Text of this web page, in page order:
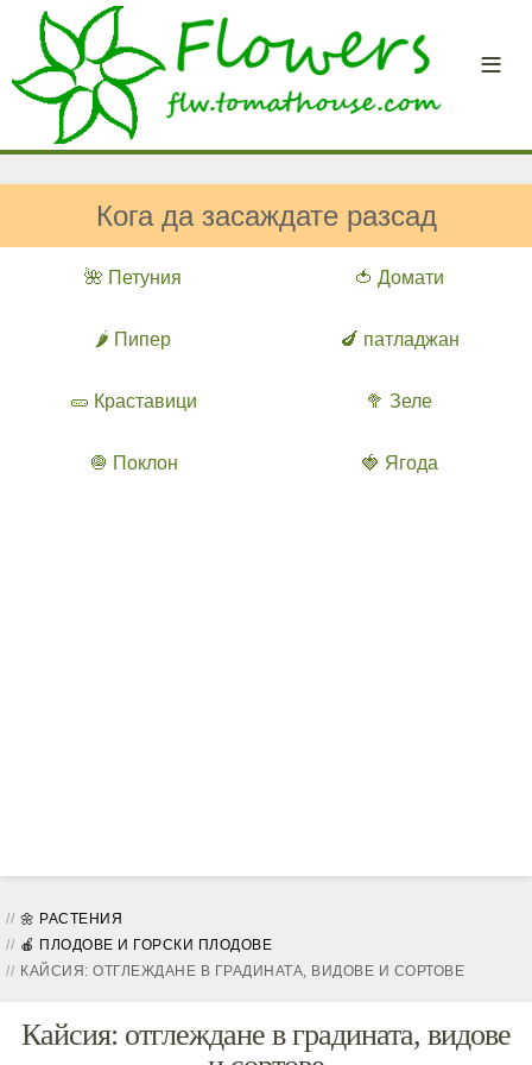
Кога да засаждате разсад
🌺 Петуния 🍅 Домати
🌶️ Пипер 🍆 патладжан
🥒 Краставици 🥦 Зеле
🧅 Поклон 🍓 Ягода
🌼 РАСТЕНИЯ
🍎 ПЛОДОВЕ И ГОРСКИ ПЛОДОВЕ
КАЙСИЯ: ОТГЛЕЖДАНЕ В ГРАДИНАТА, ВИДОВЕ И СОРТОВЕ
Кайсия: отглеждане в градината, видове